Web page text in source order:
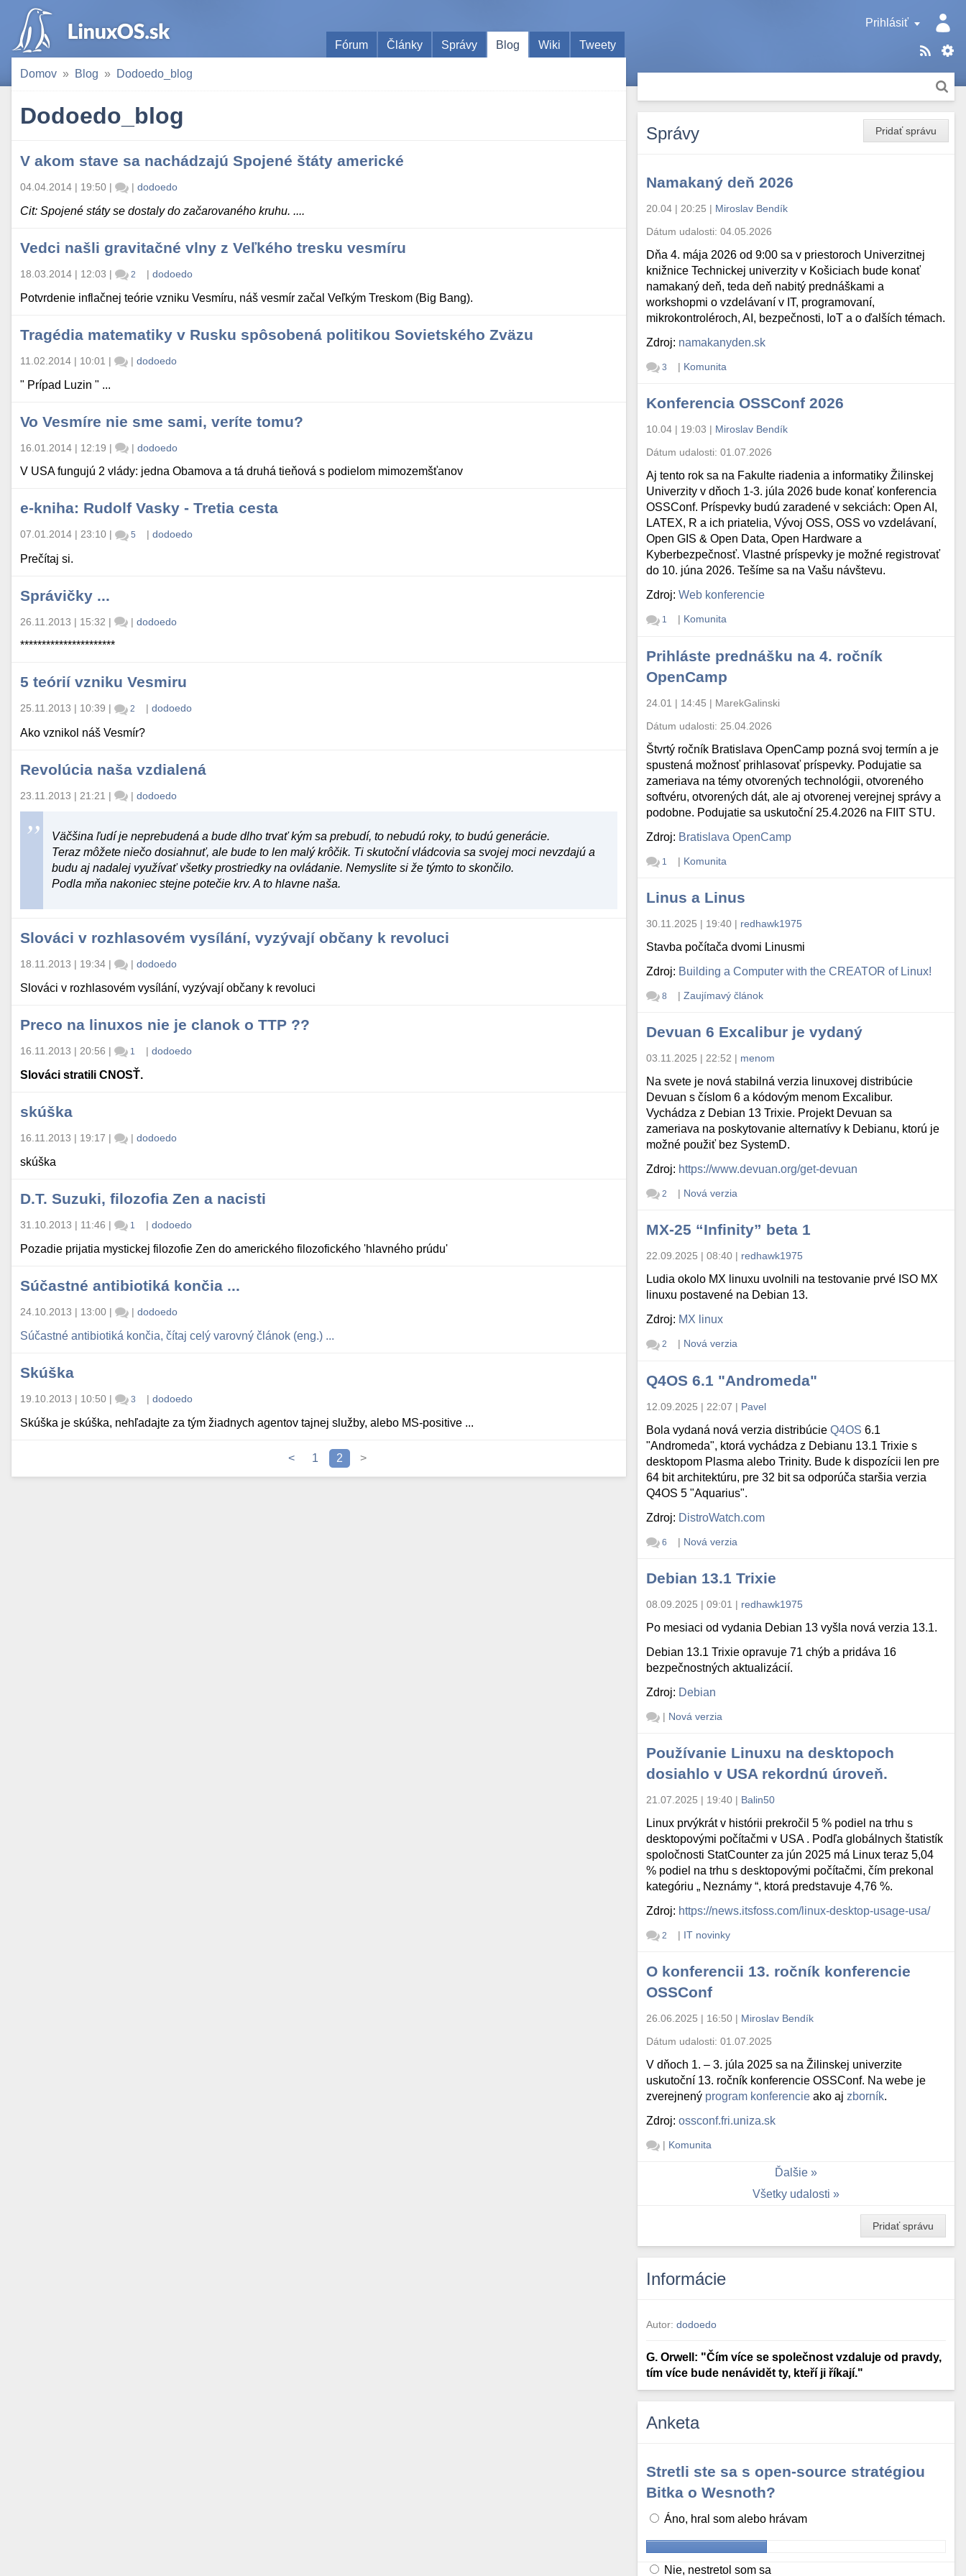
Prihlásiť
Fórum
Články Správy Blog Wiki Tweety
Domov Blog Dodoedo_blog
Dodoedo_blog
V akom stave sa nachádzajú Spojené štáty americké
04.04.2014 | 19:50 | | dodoedo
Cit: Spojené státy se dostaly do začarovaného kruhu. ....
Vedci našli gravitačné vlny z Veľkého tresku vesmíru
18.03.2014 | 12:03 | 2 | dodoedo
Potvrdenie inflačnej teórie vzniku Vesmíru, náš vesmír začal Veľkým Treskom (Big Bang).
Tragédia matematiky v Rusku spôsobená politikou Sovietského Zväzu
11.02.2014 | 10:01 | | dodoedo
" Prípad Luzin " ...
Vo Vesmíre nie sme sami, veríte tomu?
16.01.2014 | 12:19 | | dodoedo
V USA fungujú 2 vlády: jedna Obamova a tá druhá tieňová s podielom mimozemšťanov
e-kniha: Rudolf Vasky - Tretia cesta
07.01.2014 | 23:10 | 5 | dodoedo
Prečítaj si.
Správičky ...
26.11.2013 | 15:32 | | dodoedo
**********************
5 teórií vzniku Vesmiru
25.11.2013 | 10:39 | 2 | dodoedo
Ako vznikol náš Vesmír?
Revolúcia naša vzdialená
23.11.2013 | 21:21 | | dodoedo
Väčšina ľudí je neprebudená a bude dlho trvať kým sa prebudí, to nebudú roky, to budú generácie.
Teraz môžete niečo dosiahnuť, ale bude to len malý krôčik. Ti skutoční vládcovia sa svojej moci nevzdajú a
budu aj nadalej využívať všetky prostriedky na ovládanie. Nemyslite si že týmto to skončilo.
Podla mňa nakoniec stejne potečie krv. A to hlavne naša.
Slováci v rozhlasovém vysílání, vyzývají občany k revoluci
18.11.2013 | 19:34 | | dodoedo
Slováci v rozhlasovém vysílání, vyzývají občany k revoluci
Preco na linuxos nie je clanok o TTP ??
16.11.2013 | 20:56 | 1 | dodoedo
Slováci stratili CNOSŤ.
skúška
16.11.2013 | 19:17 | | dodoedo
skúška
D.T. Suzuki, filozofia Zen a nacisti
31.10.2013 | 11:46 | 1 | dodoedo
Pozadie prijatia mystickej filozofie Zen do amerického filozofického 'hlavného prúdu'
Súčastné antibiotiká končia ...
24.10.2013 | 13:00 | | dodoedo
Súčastné antibiotiká končia, čítaj celý varovný článok (eng.) ...
Skúška
19.10.2013 | 10:50 | 3 | dodoedo
Skúška je skúška, nehľadajte za tým žiadnych agentov tajnej služby, alebo MS-positive ...
< 1 2 >
Pridať správu
Správy
Namakaný deň 2026
20.04 | 20:25 | Miroslav Bendík
Dátum udalosti:04.05.2026
Dňa 4. mája 2026 od 9:00 sa v priestoroch Univerzitnej
knižnice Technickej univerzity v Košiciach bude konať
namakaný deň, teda deň nabitý prednáškami a
workshopmi o vzdelávaní v IT, programovaní,
mikrokontroléroch, AI, bezpečnosti, IoT a o ďalších témach.
Zdroj: namakanyden.sk
3 | Komunita
Konferencia OSSConf 2026
10.04 | 19:03 | Miroslav Bendík
Dátum udalosti:01.07.2026
Aj tento rok sa na Fakulte riadenia a informatiky Žilinskej
Univerzity v dňoch 1-3. júla 2026 bude konať konferencia
OSSConf. Príspevky budú zaradené v sekciách: Open AI,
LATEX, R a ich priatelia, Vývoj OSS, OSS vo vzdelávaní,
Open GIS & Open Data, Open Hardware a
Kyberbezpečnosť. Vlastné príspevky je možné registrovať
do 10. júna 2026. Tešíme sa na Vašu návštevu.
Zdroj:Web konferencie
1 | Komunita
Prihláste prednášku na 4. ročník
OpenCamp
24.01 | 14:45 | MarekGalinski
Dátum udalosti: 25.04.2026
Štvrtý ročník Bratislava OpenCamp pozná svoj termín a je
spustená možnosť prihlasovať príspevky. Podujatie sa
zameriava na témy otvorených technológii, otvoreného
softvéru, otvorených dát, ale aj otvorenej verejnej správy a
podobne. Podujatie sa uskutoční 25.4.2026 na FIIT STU.
Zdroj: Bratislava OpenCamp
1 | Komunita
Linus a Linus
30.11.2025 | 19:40 | redhawk1975
Stavba počítača dvomi Linusmi
Zdroj: Building a Computer with the CREATOR of Linux!
8 | Zaujímavý článok
Devuan 6 Excalibur je vydaný
03.11.2025 | 22:52 | menom
Na svete je nová stabilná verzia linuxovej distribúcie
Devuan s číslom 6 a kódovým menom Excalibur.
Vychádza z Debian 13 Trixie. Projekt Devuan sa
zameriava na poskytovanie alternatívy k Debianu, ktorú je
možné použiť bez SystemD.
Zdroj: https://www.devuan.org/get-devuan
2 | Nová verzia
MX-25 “Infinity” beta 1
22.09.2025 | 08:40 | redhawk1975
Ludia okolo MX linuxu uvolnili na testovanie prvé ISO MX
linuxu postavené na Debian 13.
Zdroj: MX linux
2 | Nová verzia
Q4OS 6.1 "Andromeda"
12.09.2025 | 22:07 | Pavel
Bola vydaná nová verzia distribúcieQ4OS 6.1
"Andromeda", ktorá vychádza z Debianu 13.1 Trixie s
desktopom Plasma alebo Trinity. Bude k dispozícii len pre
64 bit architektúru, pre 32 bit sa odporúča staršia verzia
Q4OS 5 "Aquarius".
Zdroj: DistroWatch.com
6 | Nová verzia
Debian 13.1 Trixie
08.09.2025 | 09:01 | redhawk1975
Po mesiaci od vydania Debian 13 vyšla nová verzia 13.1.
Debian 13.1 Trixie opravuje 71 chýb a pridáva 16
bezpečnostných aktualizácií.
Zdroj: Debian
| Nová verzia
Používanie Linuxu na desktopoch
dosiahlo v USA rekordnú úroveň.
21.07.2025 | 19:40 | Balin50
Linux prvýkrát v histórii prekročil 5 % podiel na trhu s
desktopovými počítačmi v USA . Podľa globálnych štatistík
spoločnosti StatCounter za jún 2025 má Linux teraz 5,04
% podiel na trhu s desktopovými počítačmi, čím prekonal
kategóriu „ Neznámy “, ktorá predstavuje 4,76 %.
Zdroj: https://news.itsfoss.com/linux-desktop-usage-usa/
2 | IT novinky
O konferencii 13. ročník konferencie
OSSConf
26.06.2025 | 16:50 | Miroslav Bendík
Dátum udalosti:01.07.2025
V dňoch 1. – 3. júla 2025 sa na Žilinskej univerzite
uskutoční 13. ročník konferencie OSSConf. Na webe je
zverejnený program konferencie ako aj zborník.
Zdroj:ossconf.fri.uniza.sk
| Komunita
Ďalšie
Všetky udalosti
Pridať správu
Informácie
Autor:dodoedo
G. Orwell: "Čím více se společnost vzdaluje od pravdy,
tím více bude nenávidět ty, kteří ji říkají."
Anketa
Stretli ste sa s open-source stratégiou
Bitka o Wesnoth?
Áno, hral som alebo hrávam
Nie, nestretol som sa